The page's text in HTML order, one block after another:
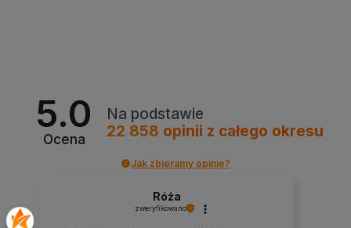
5.0
Ocena
Na podstawie
22 858 opinii z całego okresu
Jak zbieramy opinie?
Róża
zweryfikowano